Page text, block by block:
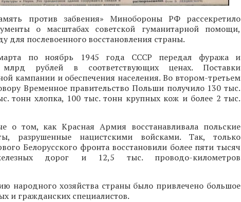
против забвения» Минобороны РФ рассекретило
о масштабах советской гуманитарной помощи,
для послевоенного восстановления страны.
по ноябрь 1945 года СССР передал фуража и
рублей в соответствующих ценах. Поставки
кампании и обеспечения населения. Во втором-третьем
Временное правительство Польши получило 130 тыс.
тонн хлопка, 100 тыс. тонн крупных кож и более 2 тыс.
о том, как Красная Армия восстанавливала польские
разрушенные нацистскими войсками. Так, только
Белорусского фронта восстановили более пяти тысяч
дорог и 12,5 тыс. проводо-километров
народного хозяйства страны было привлечено большое
и гражданских специалистов.